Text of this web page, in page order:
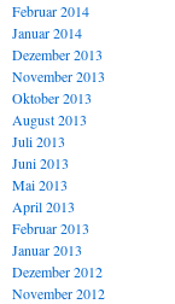
Februar 2014
Januar 2014
Dezember 2013
November 2013
Oktober 2013
August 2013
Juli 2013
Juni 2013
Mai 2013
April 2013
Februar 2013
Januar 2013
Dezember 2012
November 2012